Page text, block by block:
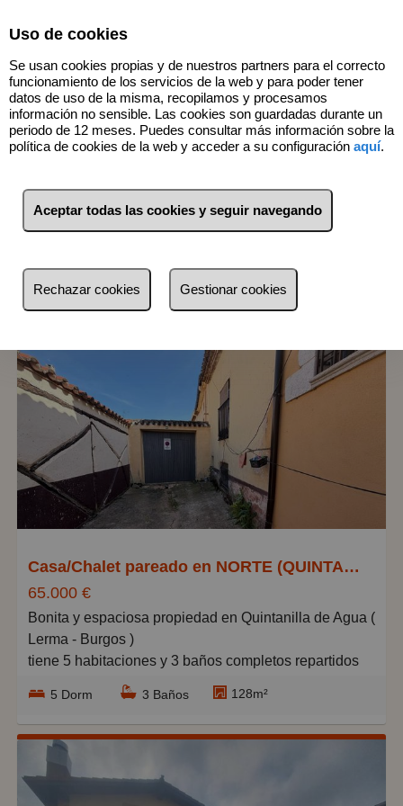
4 Inmuebles
más reciente
Menos reciente
Baratos
Pequeños
Grandes
Casa/Chalet pareado en NORTE (QUINTANILLA AGUA), Quintanilla-Tordueles
65.000 €
Bonita y espaciosa propiedad en Quintanilla de Agua (
Lerma - Burgos )
tiene 5 habitaciones y 3 baños completos repartidos
en tres plantas espaciosas y con mucha luz solar.
Amplio salon comedor y cocina economica.
Plaza de garaje cubierta en el exterior de la vivienda,
junto con un gran jardin que tambien pertenece a la
vivienda.
5 Dorm 3 Baños 128m²
Uso de cookies
Se usan cookies propias y de nuestros partners para el correcto
funcionamiento de los servicios de la web y para poder tener
datos de uso de la misma, recopilamos y procesamos
información no sensible. Las cookies son guardadas durante un
periodo de 12 meses. Puedes consultar más información sobre la
política de cookies de la web y acceder a su configuración aquí.
Aceptar todas las cookies y seguir navegando
Rechazar cookies Gestionar cookies